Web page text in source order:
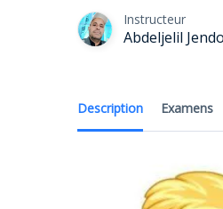
Instructeur
Abdeljelil
Description Examens